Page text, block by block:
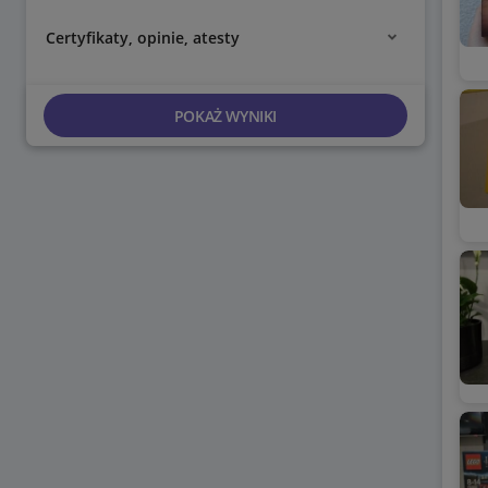
Certyfikaty, opinie, atesty
POKAŻ WYNIKI